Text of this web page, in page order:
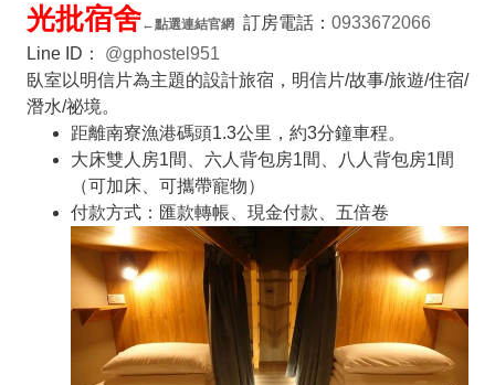
光批宿舍←點選連結官網訂房電話： 0933672066
Line ID： @gphostel951
臥室以明信片為主題的設計旅宿，明信片/故事/旅遊/住宿/
潛水/祕境。
距離南寮漁港碼頭1.3公里，約3分鐘車程。
大床雙人房1間、六人背包房1間、八人背包房1間
（可加床、可攜帶寵物）
付款方式：匯款轉帳、現金付款、五倍卷